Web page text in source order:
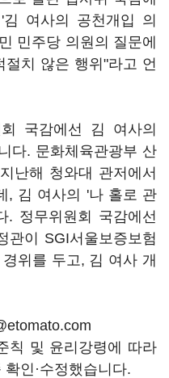
여사의 공천개입 의
민주당 의원의 질문에
치 않은 행위"라고 언
국감에선 김 여사의
다. 문화체육관광부 산
난해 청와대 관저에서
, 김 여사의 '나 홀로 관
. 정무위원회 국감에선
관이 SGI서울보증보험
위를 두고, 김 여사 개
칙 및 윤리강령에 따라
인·수정했습니다.